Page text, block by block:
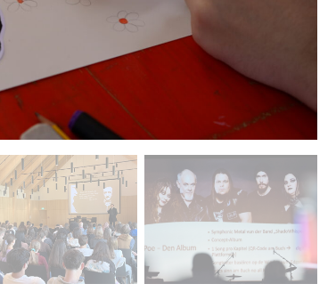
actuelle du carrousel d'images